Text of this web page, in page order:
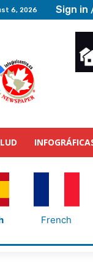
6, 2026 Sign in
French